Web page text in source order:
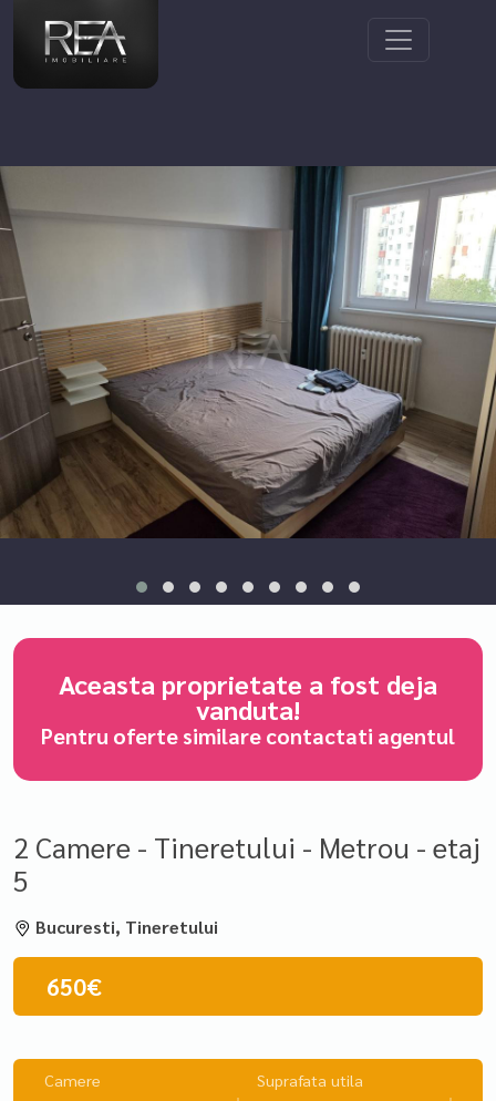
Aceasta proprietate a fost deja
vanduta!
Pentru oferte similare contactati agentul
2 Camere - Tineretului - Metrou - etaj
5
Bucuresti, Tineretului
650€
Camere Suprafata utila